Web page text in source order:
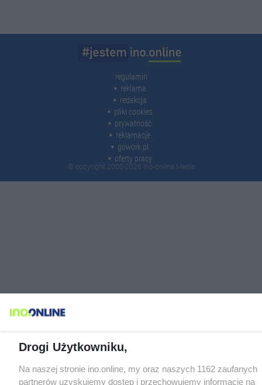
regulamin
reklama
redakcja
pliki cookies
prywatność
reklamacje
gowork.pl
oferty pracy
© copyright 2000-2026 Ino-online Media
Drogi Użytkowniku,
Na naszej stronie ino.online, my oraz naszych 1162 zaufanych
partnerów uzyskujemy dostęp i przechowujemy informacje na